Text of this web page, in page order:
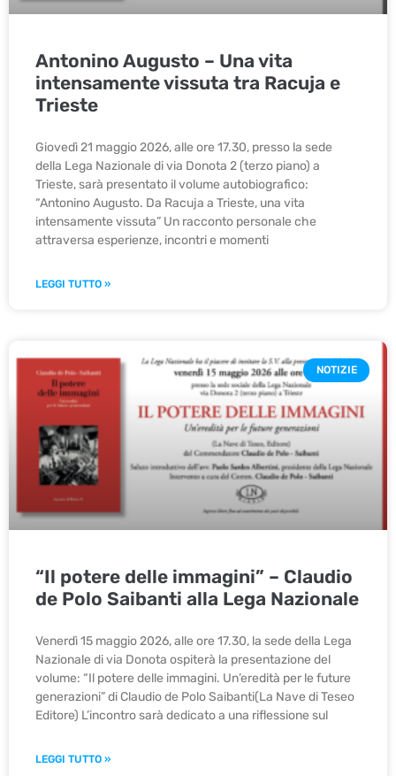
Antonino Augusto – Una vita
intensamente vissuta tra Racuja e
Trieste
Giovedì 21 maggio 2026, alle ore 17.30, presso la sede
della Lega Nazionale di via Donota 2 (terzo piano) a
Trieste, sarà presentato il volume autobiografico:
“Antonino Augusto. Da Racuja a Trieste, una vita
intensamente vissuta” Un racconto personale che
attraversa esperienze, incontri e momenti
LEGGI TUTTO »
NOTIZIE
“Il potere delle immagini” – Claudio
de Polo Saibanti alla Lega Nazionale
Venerdì 15 maggio 2026, alle ore 17.30, la sede della Lega
Nazionale di via Donota ospiterà la presentazione del
volume: “Il potere delle immagini. Un’eredità per le future
generazioni” di Claudio de Polo Saibanti(La Nave di Teseo
Editore) L’incontro sarà dedicato a una riflessione sul
LEGGI TUTTO »